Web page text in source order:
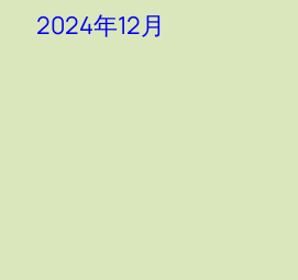
2024年12月